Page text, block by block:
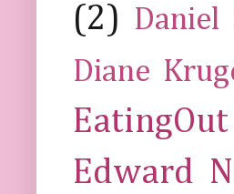
(2) Daniel
Diane
EatingOut
Edward